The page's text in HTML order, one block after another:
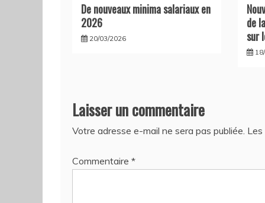
De nouveaux minima salariaux en
2026
20/03/2026
de
sur
Laisser un commentaire
Votre adresse e-mail ne sera pas publiée.
Commentaire *